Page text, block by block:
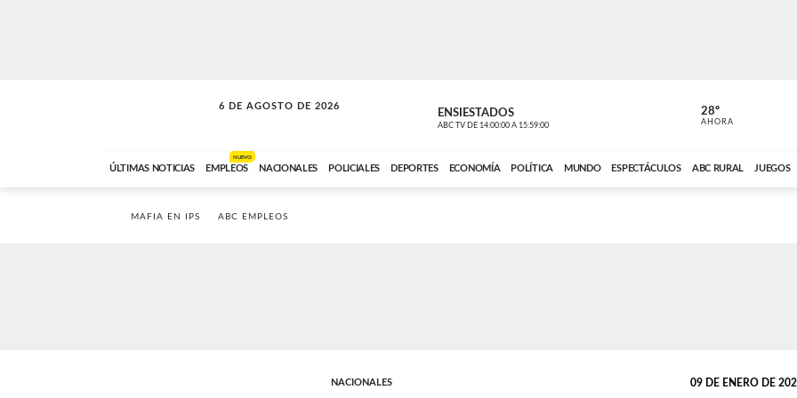
6 DE AGOSTO DE 2026
A DE LA TARDE ENSIESTADOS
ABC TV DE 14:00:00 A 15:59:00 ABC CARDINAL
28º
AHORA
ÚLTIMAS NOTICIAS EMPLEOS
NUEVO
NACIONALES POLICIALES DEPORTES ECONOMÍA POLÍTICA MUNDO ESPECTÁCULOS ABC RURAL JUEGOS
MAFIA EN IPS ABC EMPLEOS
NACIONALES 09 DE ENERO DE